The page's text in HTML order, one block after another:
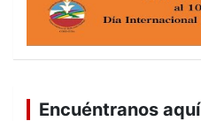
Encuéntranos aquí